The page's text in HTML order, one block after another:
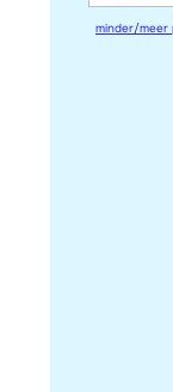
minder/meer